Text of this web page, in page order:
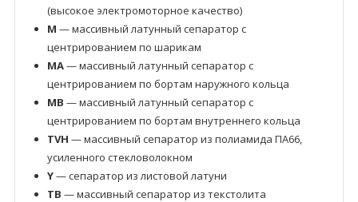
(высокое электромоторное качество)
M — массивный латунный сепаратор с
центрированием по шарикам
MA— массивный латунный сепаратор с
центрированием по бортам наружного кольца
MB — массивный латунный сепаратор с
центрированием по бортам внутреннего кольца
TVH — массивный сепаратор из полиамида ПА66,
усиленного стекловолокном
Y— сепаратор из листовой латуни
TB — массивный сепаратор из текстолита